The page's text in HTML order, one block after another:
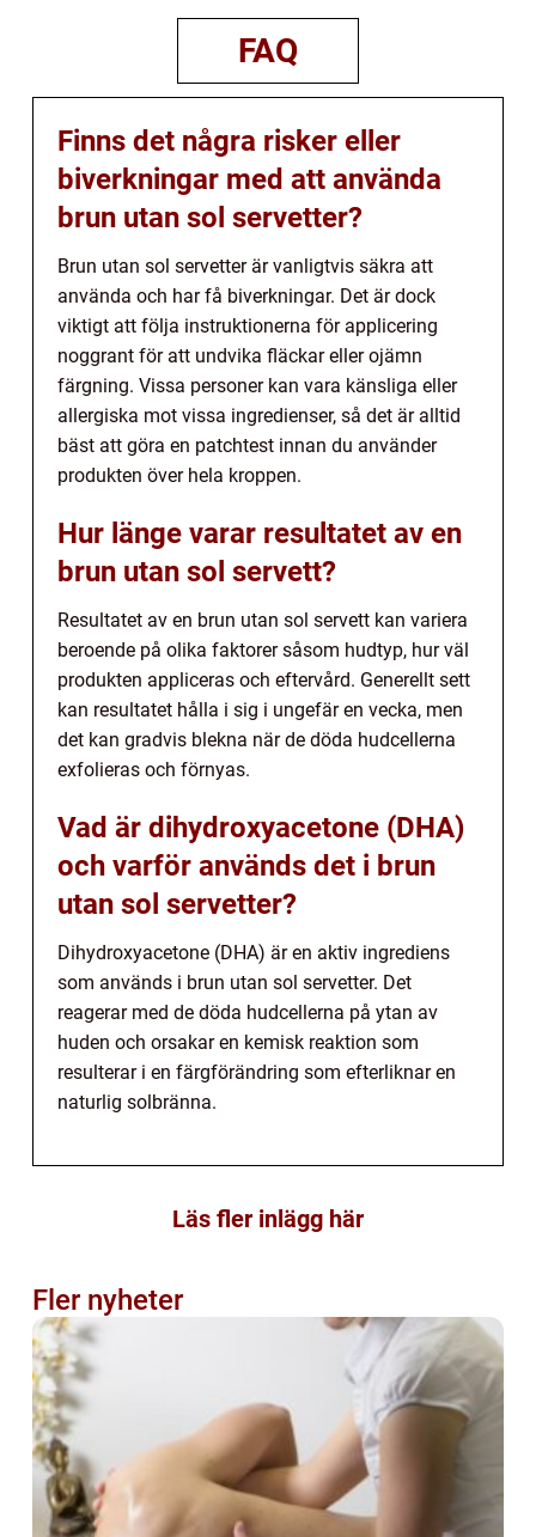
FAQ
Finns det några risker eller
biverkningar med att använda
brun utan sol servetter?
Brun utan sol servetter är vanligtvis säkra att
använda och har få biverkningar. Det är dock
viktigt att följa instruktionerna för applicering
noggrant för att undvika fläckar eller ojämn
färgning. Vissa personer kan vara känsliga eller
allergiska mot vissa ingredienser, så det är alltid
bäst att göra en patchtest innan du använder
produkten över hela kroppen.
Hur länge varar resultatet av en
brun utan sol servett?
Resultatet av en brun utan sol servett kan variera
beroende på olika faktorer såsom hudtyp, hur väl
produkten appliceras och eftervård. Generellt sett
kan resultatet hålla i sig i ungefär en vecka, men
det kan gradvis blekna när de döda hudcellerna
exfolieras och förnyas.
Vad är dihydroxyacetone (DHA)
och varför används det i brun
utan sol servetter?
Dihydroxyacetone (DHA) är en aktiv ingrediens
som används i brun utan sol servetter. Det
reagerar med de döda hudcellerna på ytan av
huden och orsakar en kemisk reaktion som
resulterar i en färgförändring som efterliknar en
naturlig solbränna.
Läs fler inlägg här
Fler nyheter